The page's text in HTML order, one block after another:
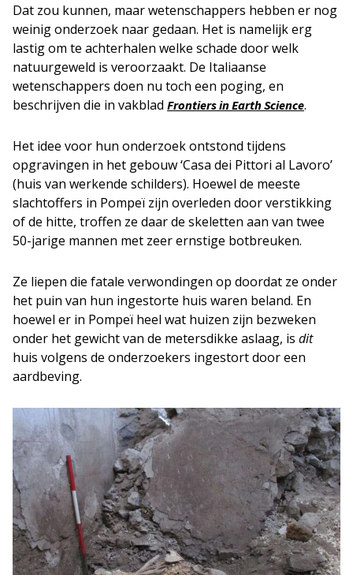
Dat zou kunnen, maar wetenschappers hebben er nog
weinig onderzoek naar gedaan. Het is namelijk erg
lastig om te achterhalen welke schade door welk
natuurgeweld is veroorzaakt. De Italiaanse
wetenschappers doen nu toch een poging, en
beschrijven die in vakblad Frontiers in Earth Science.
Het idee voor hun onderzoek ontstond tijdens
opgravingen in het gebouw ‘Casa dei Pittori al Lavoro’
(huis van werkende schilders). Hoewel de meeste
slachtoffers in Pompeï zijn overleden door verstikking
of de hitte, troffen ze daar de skeletten aan van twee
50-jarige mannen met zeer ernstige botbreuken.
Ze liepen die fatale verwondingen op doordat ze onder
het puin van hun ingestorte huis waren beland. En
hoewel er in Pompeï heel wat huizen zijn bezweken
onder het gewicht van de metersdikke aslaag, is dit
huis volgens de onderzoekers ingestort door een
aardbeving.